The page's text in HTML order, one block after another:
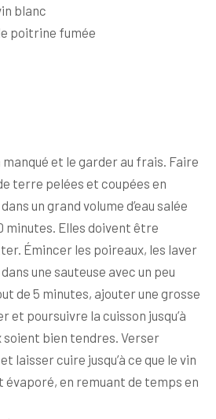
blanc
poitrine fumée
et le garder au frais. Faire
terre pelées et coupées en
un grand volume d’eau salée
minutes. Elles doivent être
Émincer les poireaux, les laver
une sauteuse avec un peu
de 5 minutes, ajouter une grosse
et poursuivre la cuisson jusqu’à
soient bien tendres. Verser
laisser cuire jusqu’à ce que le vin
en remuant de temps en